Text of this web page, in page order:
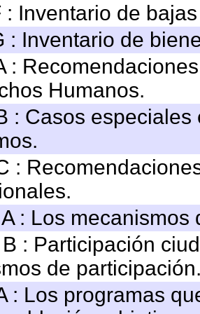
: Inventario de
: Inventario de
:
Humanos.
: Casos
:
: Los
: Participación
de
: Los programas